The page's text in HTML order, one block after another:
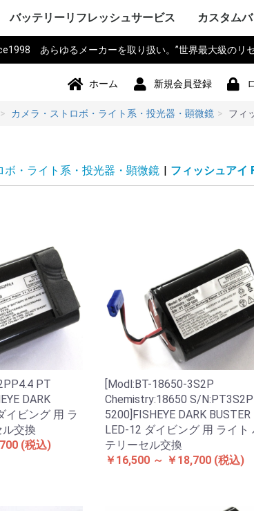
バッテリーリフレッシュサービス
パソコン PC・サーバー・周辺機
器
ソニー
パナソニ
Panasonic
東芝
アップル
ThinkPad
カシオ
ビクター
NEC 日本
コンパッ
シャープ
デル DELL
三菱
hp ヒュー
ッカード
Gateway
イ
日立
富士通
サンヨー
ACER エイ
アキア
AOPEN エ
ASUS ア
CLEVO セ
エプソン
飯山
レノボ
工人舎
マウスコ
オンキヨ
ク
ア
マイクロ
Microsoft
その他
測量機器 トプコン
ソキア
ニコン
ペンタッ
横河
ライカ
オリンパ
トリンブ
フジクラ
タマヤ計
その他
計測器・測定器・分析計
クス
Leica ライ
日立
マルチ計
FLUKE フ
テクトロ
Tektronix
A&D
hp ヒュー
ッカード
Z+F
横河電機
JRC 日本
岩通
BOSCH ボ
日置電機
キーエンス
テルモ
アンリツ
オリンパ
TESTO
三洋電機
東芝
オムロン
コニカミ
日通工 NEC
Nikon ニコ
Fujikura フ
VeEX
KEYSIGHT
フィリッ
その他
電動工具 マキタ
HiKOKI 日
パナソニ
Panasonic
KYOCERA
RYOBI リ
BOSCH ボ
HILTI ヒル
泉精器
ル
東芝
MAX マッ
DEWALT
DREMEL
CACTUS
LOBTEX
EXEN エク
KTC
イクラ精機
ダイア
ック&デッ
Snapon ス
インガソ
Ingersoll
スバル
EARTH
ン
パオック
Porter
シンコー
Milwaukee
STIHL ス
Stryker ス
ORBOT オ
REX レッ
HALL
その他
作業機器・検査機器・整備 古河電気
住友電工
三菱電機
HEINE ハ
MORITA
マイクロ
ENAX エナ
FUJIFILM
ム
富士電機
沖電気工業
NEC
フジクラ
パナソニ
下電工
山武 アズ
その他
電動アシスト自転車・eBIKE・車
椅子
ヤマハ
ブリジス
パナソニ
Panasonic
サンスタ
SUNSTAR
ホンダ
サンヨー
ミヤタ
丸石サイ
maruishi
AERO LIFE
スズキ
ホダカ
シマノ
ヤンマー
大河通商
カイホウ
トランス
TRANS
Airwheel
NISSIN
カワサキ
ジャイア
その他
カメラ・ストロボ・ライト系・
投光器・顕微鏡
ソニー
IDX アイ・
クス
パナソニ
Panasonic
COMET コ
シャープ
ビクター
バウアー
Kodak コ
Nikon ニコ
キャノン
ポラロイ
Leica ライ
PENTAX
FUJIFILM
ム
オリンパ
コニカミ
KONICA
SEA&SEA
シー
フィッシ
FISHEYE
NEITZ ナ
カール・
KOWA 興和
KYOCERA
SurgiTel
シグマ
ン
WelchAllyn
Keldan
東芝
Godox
RICOH リ
その他
アイボ AIBO SONY
ロボット・コントローラ
コミュニ
ボット
NAO ナオ
その他
オーディオ・ビジュアル・モニ
ター
アップル
ソニー
パイオニア
JBL
パナソニ
Panasonic
シャープ
カシオ
エプソン
京セラ
東芝
NEC
CREATIVE
ド
ONKYO オ
Technics
BOSE
BenQ ベン
TOA
ツインバ
TWINBIRD
ル
TEAC
audio-
Victor ビ
DENON デ
ROLAND
その他
スマホ・タブレット・PDA・そ
の他端末
ドコモ
au
NEC
日立
hp ヒュー
ッカード
シャープ
富士通
パナソニ
Panasonic
カシオ
東芝
SONY ソ
Apple アッ
HUAWEI
その他
プリンター・スキャナー シチズン
ペンタッ
エプソン
キャノン
ブラザー
hp ヒュー
ッカード
オリンパ
パナソニ
Panasonic
東芝テック
SII セイコ
ル
リーダー
三栄電機
マックス
カシオ
スター精密
日本プリ
その他
電源モジュール・ポータブルバ
ッテリー
パコ電子
NEP
INSPIRED
Panasonic
ック
アイ・オ
エナックス
バッファ
サンワサ
JTT
ニプロン
RRCパワ
ョンズ
BMO
その他
無線機・電話機・Wi-Fiルータ アイコム
三菱電機
パナソニ
Panasonic
ケンウッド
KENWOOD
東芝
八重洲無線
富士通
ラ
VERTEX
スタンダ
日立
NEC 日本
パイオニア
ビクター
JRC 日本
沖電気工業
アルインコ
新潟通信機
JRC日本無
松下通信
岩崎通信
シャープ
信和ユニ
アンリツ
サンヨー
トヨコム
信和通信
TONO
KDDI
NTT 日本
NTTドコモ
京セラ
その他
ドローン・ラジコン・テレコ
ン・リモコン
DJI
Futaba 双
発
田宮模型
SANWA サ
エニー
東芝テリ
子工業)
JR PROPO
大和機工
Panasonic
ック 松下
日本クレ
金陵電機
アンリツ
長野工業
三菱
日立
QYSEA
その他
パーソナルモビリティ・電動カ
ート
ESWING
SEGWAY
その他
ハンディーターミナル・コード
リーダー
キャノン
デンソー
八重洲無線
エプソン
NECイン
FURUNO
カシオ
シャープ
東芝テック
セイコー
DENSEI
symbol
パナソニ
Panasonic
Nitsuko 日
富士通
キーエンス
Welcat
モトローラ
ウェルコ
その他
ナビ・自動車バイク アクセサリ
ー
SONY ソ
Panasonic
ック
ユピテル
BOSCH ボ
COMTEC
Trywin ト
GARMIN
KAIHOU
SEIWA セ
ー
Pioneer パ
その他
掃除機・洗浄機・空調関連 シャープ
ダイソン
ブラック
ー
TWINBIRD
ド
iRobot
パナソニ
ナル
ジョンソン
サンヨー
日立
東芝
Electrolux
株環境技研
BLACK &
ボッシュ
GAIS ガイ
ツカモト
技研
CCP
マキタ
raycop レ
ケルヒャー
アイリス
Anker ア
その他
コードレスフォン
パナソニ
Panasonic
ラ
日立
ナカヨ通
アイホン
タカコム
muTECH
NEC 日本
東芝
ソニー
その他
通信カラオケ・デンモク
誘導非常灯・住設警報機器
パナソニ
Panasonic
東芝ライ
古河電池
日立
三菱電機
大光電機
オーデリ
岩崎電気
NEC 日本
三洋GSソ
ー
新神戸電機
TOA
日本ビク
GSユアサ
三洋電機
日本電池
ジーエス
ジーエス
その他
住宅設備・施設設備
パナソニ
Panasonic
三洋・
ヨー
三洋GSソ
ー
GSサフト
フト
GSメルコ
セイコー
LEXEL
LIXIL INAX
Nabtesco
TOEX
TOSO
TWINBIRD
ド
その他
バックアップ電源・UPS(無停電
電源装置)
APC
オムロン
NTT
その他
事務機器・辞書・計算機・タイ
ムレコーダー
アマノ
CASIO カ
SII セイコ
ル
Canon キ
SHARP シ
KING JIM
Panasonic
ック
その他
健康・美容家電 TRIA トリ
BRAUN ブ
PHILIPS
WAHL ウ
Capillus カ
andis
OSTAR
Panasonic
ック 松下
SANYO 三
マクセル
FLAX
OMRON
TWINBIRD
ド
日立
ヒロセ電機
ナリス
その他
ポンプ
農業・園芸・除雪機
おもちゃ・楽器・釣具・レジャ
ー
Panasonic SANYO FDK
その他
カスタム
あらゆるメーカーを取り扱い。”世界最大級のリ
ホーム 新規会員登録
カメラ・ストロボ・ライト系・投光器・顕微鏡 フィ
ボ・ライト系・投光器・顕微鏡 | フィッシュアイ
PT
DARK
イビング 用 ラ
交換
(税込)
[Modl:BT-18650-3S2P
Chemistry:18650 S/N:PT3S2P
5200]FISHEYE DARK BUSTER
LED-12 ダイビング 用 ライト
テリーセル交換
￥16,500 ～ ￥18,700 (税込)